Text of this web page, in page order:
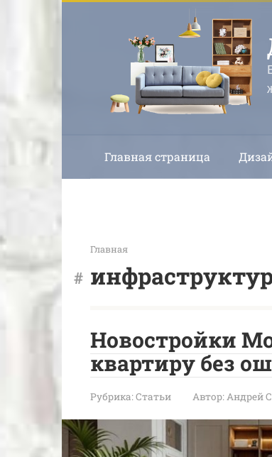
Главная страница
Главная
Новостройки
квартиру без
Рубрика:Статьи Автор:Андрей